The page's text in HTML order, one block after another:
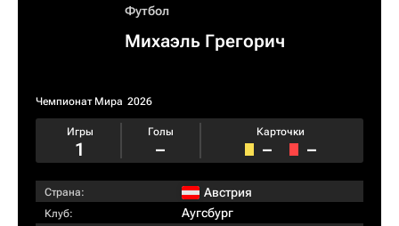
Футбол
Михаэль Грегорич
Чемпионат Мира 2026
Игры
1
Голы
–
Карточки
– –
Страна: Австрия
Клуб: Аугсбург